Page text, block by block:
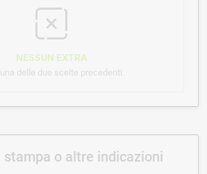
NESSUN EXTRA
delle due scelte precedenti.
stampa o altre indicazioni